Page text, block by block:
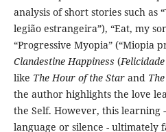
analysis of short stories such as
legião estrangeira”), “Eat, my
“Progressive Myopia” (“Miopia
Clandestine Happiness (
like The Hour of the Star and
the author highlights the love
the Self. However, this learning
language or silence - ultimately